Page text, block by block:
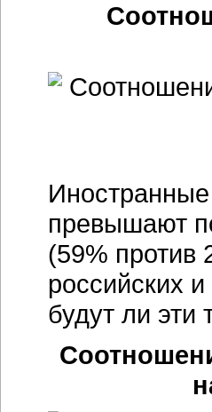
превышают
(59% против
российских
будут ли эти